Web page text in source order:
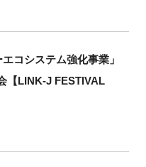
コシステム強化事業」
【LINK-J FESTIVAL